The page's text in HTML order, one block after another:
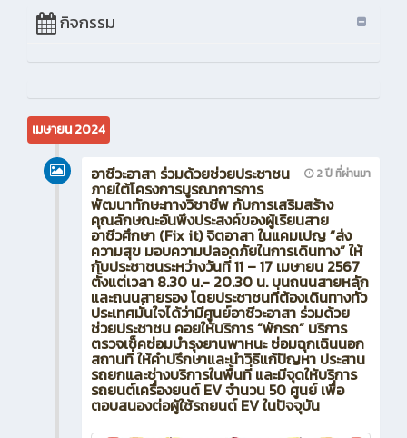
กิจกรรม
เมษายน 2024
2 ปี ที่ผ่านมา
อาชีวะอาสา ร่วมด้วยช่วยประชาชน
ภายใต้โครงการบูรณาการการ
พัฒนาทักษะทางวิชาชีพ กับการเสริมสร้าง
คุณลักษณะอันพึงประสงค์ของผู้เรียนสาย
อาชีวศึกษา (Fix it) จิตอาสา ในแคมเปญ “ส่ง
ความสุข มอบความปลอดภัยในการเดินทาง” ให้
กับประชาชนระหว่างวันที่ 11 – 17 เมษายน 2567
ตั้งแต่เวลา 8.30 น.- 20.30 น. บนถนนสายหลัก
และถนนสายรอง โดยประชาชนที่ต้องเดินทางทั่ว
ประเทศมั่นใจได้ว่ามีศูนย์อาชีวะอาสา ร่วมด้วย
ช่วยประชาชน คอยให้บริการ “พักรถ” บริการ
ตรวจเช็คซ่อมบำรุงยานพาหนะ ซ่อมฉุกเฉินนอก
สถานที่ ให้คำปรึกษาและนำวิธีแก้ปัญหา ประสาน
รถยกและช่างบริการในพื้นที่ และมีจุดให้บริการ
รถยนต์เครื่องยนต์ EV จำนวน 50 ศูนย์ เพื่อ
ตอบสนองต่อผู้ใช้รถยนต์ EV ในปัจจุบัน